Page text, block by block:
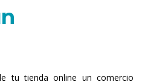
tu tienda online un comercio